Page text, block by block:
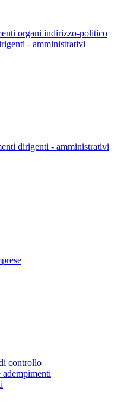
organi indirizzo-politico
- amministrativi
dirigenti - amministrativi
controllo